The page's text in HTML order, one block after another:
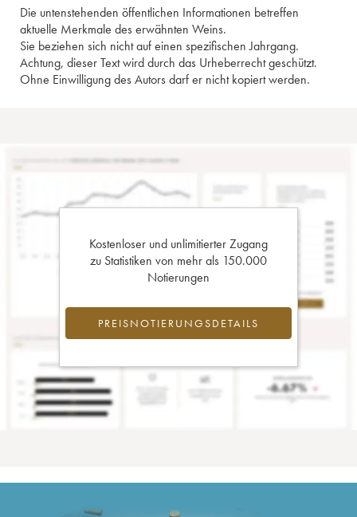
Die untenstehenden öffentlichen Informationen betreffen
aktuelle Merkmale des erwähnten Weins.
Sie beziehen sich nicht auf einen spezifischen Jahrgang.
Achtung, dieser Text wird durch das Urheberrecht geschützt.
Ohne Einwilligung des Autors darf er nicht kopiert werden.
Kostenloser und unlimitierter Zugang
zu Statistiken von mehr als 150.000
Notierungen
PREISNOTIERUNGSDETAILS